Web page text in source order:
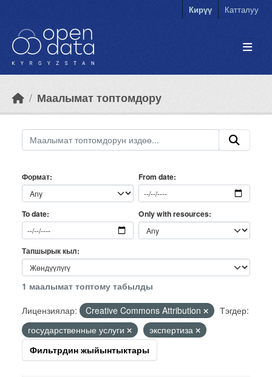
Кирүү Катталуу
Маалымат топтомдору
Формат From date
To date Only with resources
Тапшырык кыл
1 маалымат топтому табылды
Лицензиялар:
Creative Commons Attribution
Тэгдер:
государственные услуги
экспертиза
Фильтрдин жыйынтыктары